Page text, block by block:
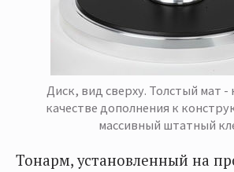
Диск, вид сверху. Толстый мат -
качестве дополнения к
массивный штатный
Тонарм, установленный на